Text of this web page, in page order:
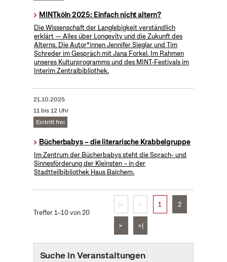
MINTköln 2025: Einfach nicht altern?
Die Wissenschaft der Langlebigkeit verständlich
erklärt — Alles über Longevity und die Zukunft des
Alterns. Die Autor*innen Jennifer Sieglar und Tim
Schreder im Gespräch mit Jana Forkel. Im Rahmen
unseres Kulturprogramms und des MINT-Festivals im
Interim Zentralbibliothek.
21.10.2025
11 bis 12 Uhr
Eintritt frei
Bücherbabys – die literarische Krabbelgruppe
Im Zentrum der Bücherbabys steht die Sprach- und
Sinnesförderung der Kleinsten – in der
Stadtteilbibliothek Haus Balchem.
Treffer 1–10 von 20
|< < 1 2
> >|
Suche in Veranstaltungen